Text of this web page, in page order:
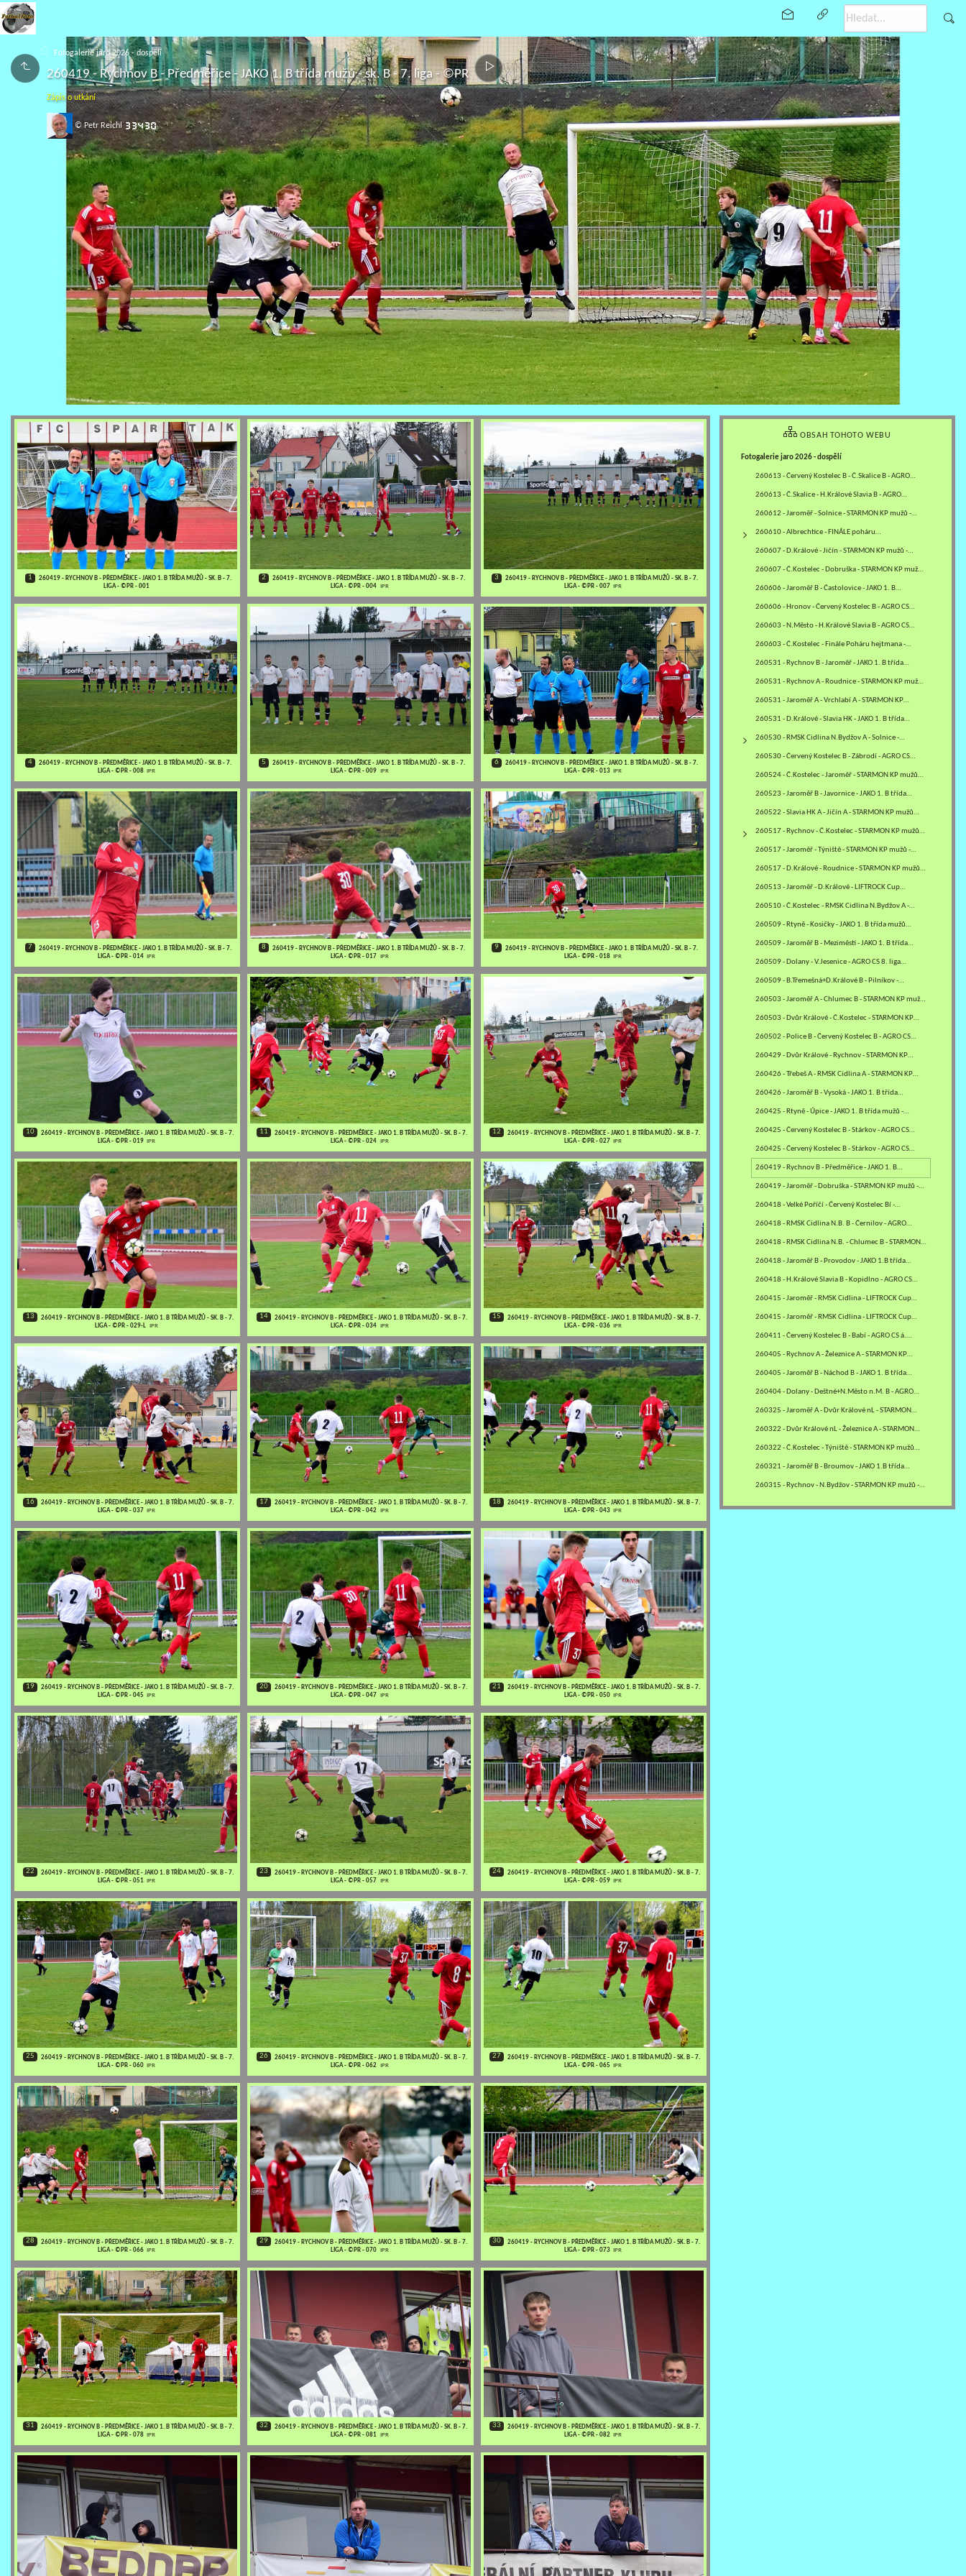
Fotogalerie jaro 2026 - dospělí
260419 - Rychnov B - Předměřice - JAKO 1. B třída mužů - sk. B - 7. liga - ©PR
Zápis o utkání
© Petr Reichl
1
260419 - RYCHNOV B - PŘEDMĚŘICE - JAKO 1. B TŘÍDA MUŽŮ - SK. B - 7.
LIGA - ©PR - 001
2
260419 - RYCHNOV B - PŘEDMĚŘICE - JAKO 1. B TŘÍDA MUŽŮ - SK. B - 7.
LIGA - ©PR - 004 IPR
3
260419 - RYCHNOV B - PŘEDMĚŘICE - JAKO 1. B TŘÍDA MUŽŮ - SK. B - 7.
LIGA - ©PR - 007 IPR
4
260419 - RYCHNOV B - PŘEDMĚŘICE - JAKO 1. B TŘÍDA MUŽŮ - SK. B - 7.
LIGA - ©PR - 008 IPR
5
260419 - RYCHNOV B - PŘEDMĚŘICE - JAKO 1. B TŘÍDA MUŽŮ - SK. B - 7.
LIGA - ©PR - 009 IPR
6
260419 - RYCHNOV B - PŘEDMĚŘICE - JAKO 1. B TŘÍDA MUŽŮ - SK. B - 7.
LIGA - ©PR - 013 IPR
7
260419 - RYCHNOV B - PŘEDMĚŘICE - JAKO 1. B TŘÍDA MUŽŮ - SK. B - 7.
LIGA - ©PR - 014 IPR
8
260419 - RYCHNOV B - PŘEDMĚŘICE - JAKO 1. B TŘÍDA MUŽŮ - SK. B - 7.
LIGA - ©PR - 017 IPR
9
260419 - RYCHNOV B - PŘEDMĚŘICE - JAKO 1. B TŘÍDA MUŽŮ - SK. B - 7.
LIGA - ©PR - 018 IPR
10
260419 - RYCHNOV B - PŘEDMĚŘICE - JAKO 1. B TŘÍDA MUŽŮ - SK. B - 7.
LIGA - ©PR - 019 IPR
11
260419 - RYCHNOV B - PŘEDMĚŘICE - JAKO 1. B TŘÍDA MUŽŮ - SK. B - 7.
LIGA - ©PR - 024 IPR
12
260419 - RYCHNOV B - PŘEDMĚŘICE - JAKO 1. B TŘÍDA MUŽŮ - SK. B - 7.
LIGA - ©PR - 027 IPR
13
260419 - RYCHNOV B - PŘEDMĚŘICE - JAKO 1. B TŘÍDA MUŽŮ - SK. B - 7.
LIGA - ©PR - 029-L IPR
14
260419 - RYCHNOV B - PŘEDMĚŘICE - JAKO 1. B TŘÍDA MUŽŮ - SK. B - 7.
LIGA - ©PR - 034 IPR
15
260419 - RYCHNOV B - PŘEDMĚŘICE - JAKO 1. B TŘÍDA MUŽŮ - SK. B - 7.
LIGA - ©PR - 036 IPR
16
260419 - RYCHNOV B - PŘEDMĚŘICE - JAKO 1. B TŘÍDA MUŽŮ - SK. B - 7.
LIGA - ©PR - 037 IPR
17
260419 - RYCHNOV B - PŘEDMĚŘICE - JAKO 1. B TŘÍDA MUŽŮ - SK. B - 7.
LIGA - ©PR - 042 IPR
18
260419 - RYCHNOV B - PŘEDMĚŘICE - JAKO 1. B TŘÍDA MUŽŮ - SK. B - 7.
LIGA - ©PR - 043 IPR
19
260419 - RYCHNOV B - PŘEDMĚŘICE - JAKO 1. B TŘÍDA MUŽŮ - SK. B - 7.
LIGA - ©PR - 045 IPR
20
260419 - RYCHNOV B - PŘEDMĚŘICE - JAKO 1. B TŘÍDA MUŽŮ - SK. B - 7.
LIGA - ©PR - 047
IPR
21
260419 - RYCHNOV B - PŘEDMĚŘICE - JAKO 1. B TŘÍDA MUŽŮ - SK. B - 7.
LIGA - ©PR - 050 IPR
22
260419 - RYCHNOV B - PŘEDMĚŘICE - JAKO 1. B TŘÍDA MUŽŮ - SK. B - 7.
LIGA - ©PR - 051
IPR
23
260419 - RYCHNOV B - PŘEDMĚŘICE - JAKO 1. B TŘÍDA MUŽŮ - SK. B - 7.
LIGA - ©PR - 057 IPR
24
260419 - RYCHNOV B - PŘEDMĚŘICE - JAKO 1. B TŘÍDA MUŽŮ - SK. B - 7.
LIGA - ©PR - 059 IPR
25
260419 - RYCHNOV B - PŘEDMĚŘICE - JAKO 1. B TŘÍDA MUŽŮ - SK. B - 7.
LIGA - ©PR - 060 IPR
26
260419 - RYCHNOV B - PŘEDMĚŘICE - JAKO 1. B TŘÍDA MUŽŮ - SK. B - 7.
LIGA - ©PR - 062
IPR
27
260419 - RYCHNOV B - PŘEDMĚŘICE - JAKO 1. B TŘÍDA MUŽŮ - SK. B - 7.
LIGA - ©PR - 065 IPR
28
260419 - RYCHNOV B - PŘEDMĚŘICE - JAKO 1. B TŘÍDA MUŽŮ - SK. B - 7.
LIGA - ©PR - 066 IPR
29
260419 - RYCHNOV B - PŘEDMĚŘICE - JAKO 1. B TŘÍDA MUŽŮ - SK. B - 7.
LIGA - ©PR - 070 IPR
30
260419 - RYCHNOV B - PŘEDMĚŘICE - JAKO 1. B TŘÍDA MUŽŮ - SK. B - 7.
LIGA - ©PR - 073 IPR
31
260419 - RYCHNOV B - PŘEDMĚŘICE - JAKO 1. B TŘÍDA MUŽŮ - SK. B - 7.
LIGA - ©PR - 078 IPR
32
260419 - RYCHNOV B - PŘEDMĚŘICE - JAKO 1. B TŘÍDA MUŽŮ - SK. B - 7.
LIGA - ©PR - 081 IPR
33
260419 - RYCHNOV B - PŘEDMĚŘICE - JAKO 1. B TŘÍDA MUŽŮ - SK. B - 7.
LIGA - ©PR - 082 IPR
OBSAH TOHOTO WEBU
Fotogalerie jaro 2026 - dospělí
260613 - Červený Kostelec B - Č.Skalice B - AGRO…
260613 - Č.Skalice - H.Králové Slavia B - AGRO…
260612 - Jaroměř - Solnice - STARMON KP mužů -…
260610 - Albrechtice - FINÁLE poháru…
260607 - D.Králové - Jičín - STARMON KP mužů -…
260607 - Č.Kostelec - Dobruška - STARMON KP mužů…
260606 - Jaroměř B - Častolovice - JAKO 1. B…
260606 - Hronov - Červený Kostelec B - AGRO CS…
260603 - N.Město - H.Králové Slavia B - AGRO CS…
260603 - Č.Kostelec - Finále Poháru hejtmana -…
260531 - Rychnov B - Jaroměř - JAKO 1. B třída…
260531 - Rychnov A - Roudnice - STARMON KP mužů…
260531 - Jaroměř A - Vrchlabí A - STARMON KP…
260531 - D.Králové - Slavia HK - JAKO 1. B třída…
260530 - RMSK Cidlina N.Bydžov A - Solnice -…
260530 - Červený Kostelec B - Zábrodí - AGRO CS…
260524 - Č.Kostelec - Jaroměř - STARMON KP mužů…
260523 - Jaroměř B - Javornice - JAKO 1. B třída…
260522 - Slavia HK A - Jičín A - STARMON KP mužů…
260517 - Rychnov - Č.Kostelec - STARMON KP mužů…
260517 - Jaroměř - Týniště - STARMON KP mužů -…
260517 - D.Králové - Roudnice - STARMON KP mužů…
260513 - Jaroměř - D.Králové - LIFTROCK Cup…
260510 - Č.Kostelec - RMSK Cidlina N.Bydžov A -…
260509 - Rtyně - Kosičky - JAKO 1. B třída mužů…
260509 - Jaroměř B - Meziměstí - JAKO 1. B třída…
260509 - Dolany - V.Jesenice - AGRO CS 8. liga…
260509 - B.Třemešná+D.Králové B - Pilníkov -…
260503 - Jaroměř A - Chlumec B - STARMON KP mužů…
260503 - Dvůr Králové - Č.Kostelec - STARMON KP…
260502 - Police B - Červený Kostelec B - AGRO CS…
260429 - Dvůr Králové - Rychnov - STARMON KP…
260426 - Třebeš A - RMSK Cidlina A - STARMON KP…
260426 - Jaroměř B - Vysoká - JAKO 1. B třída…
260425 - Rtyně - Úpice - JAKO 1. B třída mužů -…
260425 - Červený Kostelec B - Stárkov - AGRO CS…
260425 - Červený Kostelec B - Stárkov - AGRO CS…
260419 - Rychnov B - Předměřice - JAKO 1. B…
260419 - Jaroměř - Dobruška - STARMON KP mužů -…
260418 - Velké Poříčí - Červený Kostelec Bí -…
260418 - RMSK Cidlina N.B. B - Černilov - AGRO…
260418 - RMSK Cidlina N.B. - Chlumec B - STARMON…
260418 - Jaroměř B - Provodov - JAKO 1.B třída…
260418 - H.Králové Slavia B - Kopidlno - AGRO CS…
260415 - Jaroměř - RMSK Cidlina - LIFTROCK Cup…
260415 - Jaroměř - RMSK Cidlina - LIFTROCK Cup…
260411 - Červený Kostelec B - Babí - AGRO CS á.…
260405 - Rychnov A - Železnice A - STARMON KP…
260405 - Jaroměř B - Náchod B - JAKO 1. B třída…
260404 - Dolany - Deštné+N.Město n.M. B - AGRO…
260325 - Jaroměř A - Dvůr Králové nL - STARMON…
260322 - Dvůr Králové nL - Železnice A - STARMON…
260322 - Č.Kostelec - Týniště - STARMON KP mužů…
260321 - Jaroměř B - Broumov - JAKO 1.B třída…
260315 - Rychnov - N.Bydžov - STARMON KP mužů -…